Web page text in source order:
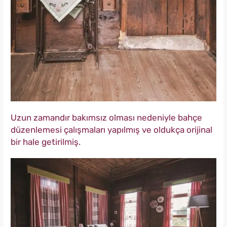
Uzun zamandır bakımsız olması nedeniyle bahçe
düzenlemesi çalışmaları yapılmış ve oldukça orijinal
bir hale getirilmiş.